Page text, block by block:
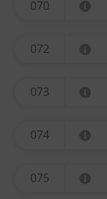
070
072
073
074
075